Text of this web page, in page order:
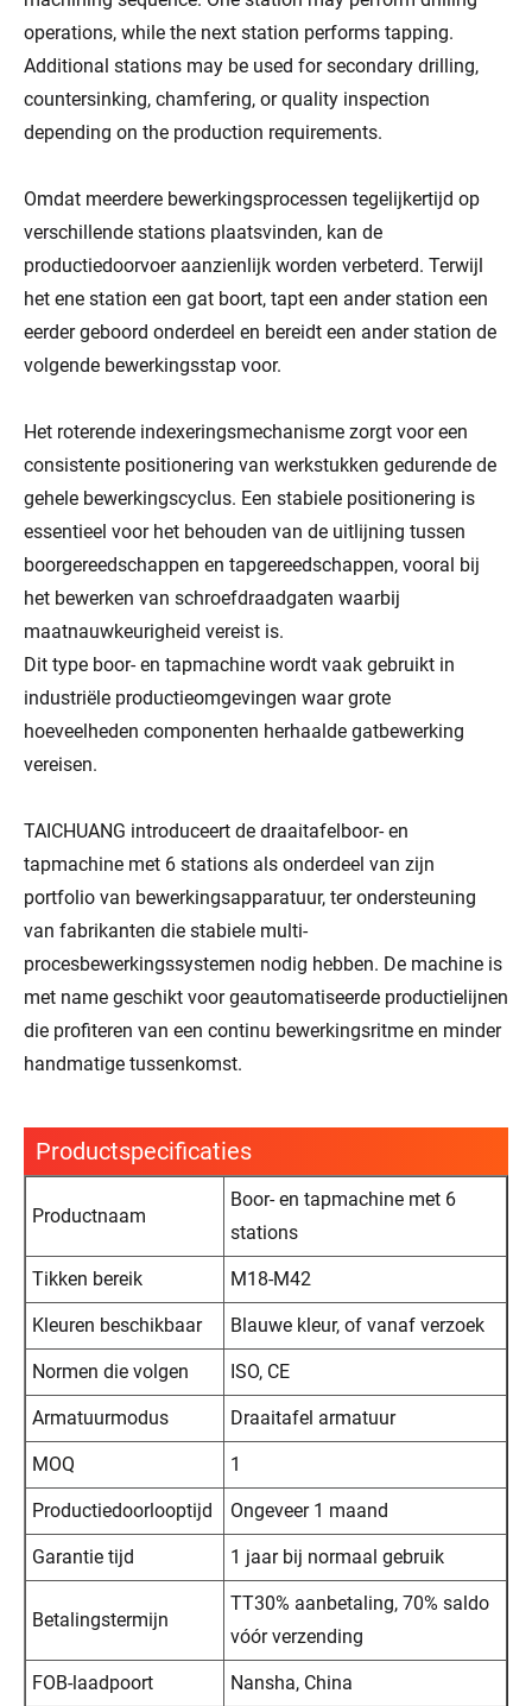
operations, while the next station performs tapping.
Additional stations may be used for secondary drilling,
countersinking, chamfering, or quality inspection
depending on the production requirements.
Omdat meerdere bewerkingsprocessen tegelijkertijd op
verschillende stations plaatsvinden, kan de
productiedoorvoer aanzienlijk worden verbeterd. Terwijl
het ene station een gat boort, tapt een ander station een
eerder geboord onderdeel en bereidt een ander station de
volgende bewerkingsstap voor.
Het roterende indexeringsmechanisme zorgt voor een
consistente positionering van werkstukken gedurende de
gehele bewerkingscyclus. Een stabiele positionering is
essentieel voor het behouden van de uitlijning tussen
boorgereedschappen en tapgereedschappen, vooral bij
het bewerken van schroefdraadgaten waarbij
maatnauwkeurigheid vereist is.
Dit type boor- en tapmachine wordt vaak gebruikt in
industriële productieomgevingen waar grote
hoeveelheden componenten herhaalde gatbewerking
vereisen.
TAICHUANG introduceert de draaitafelboor- en
tapmachine met 6 stations als onderdeel van zijn
portfolio van bewerkingsapparatuur, ter ondersteuning
van fabrikanten die stabiele multi-
procesbewerkingssystemen nodig hebben. De machine is
met name geschikt voor geautomatiseerde productielijnen
die profiteren van een continu bewerkingsritme en minder
handmatige tussenkomst.
Productspecificaties
Productnaam
Boor- en tapmachine met 6
stations
Tikken bereik M18-M42
Kleuren beschikbaar Blauwe kleur, of vanaf verzoek
Normen die volgen ISO, CE
Armatuurmodus Draaitafel armatuur
MOQ 1
Productiedoorlooptijd Ongeveer 1 maand
Garantie tijd 1 jaar bij normaal gebruik
Betalingstermijn
TT30% aanbetaling, 70% saldo
vóór verzending
FOB-laadpoort Nansha, China